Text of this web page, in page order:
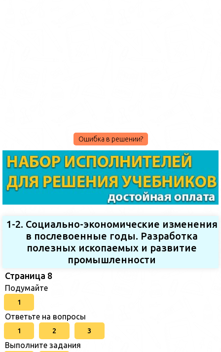
Ошибка в решении?
1-2. Социально-экономические изменения
в послевоенные годы. Разработка
полезных ископаемых и развитие
промышленности
Страница 8
Подумайте
1
Ответьте на вопросы
1 2 3
Выполните задания